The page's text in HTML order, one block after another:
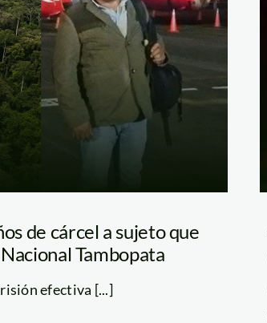
de cárcel a sujeto que
Tambopata
efectiva [...]